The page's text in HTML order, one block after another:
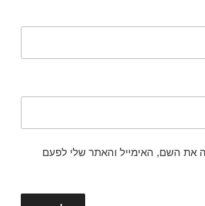
את השם, האימייל והאתר שלי לפעם